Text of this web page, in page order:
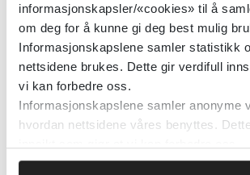
informasjonskapsler/«cookies» til å
om deg for å kunne gi deg best mulig
Informasjonskapslene samler statistikk
nettsidene brukes. Dette gir verdifull
vi kan forbedre oss.
Informasjonskapslene samler anonyme
hvordan nettsidene våres benyttes.
for diagnostikk av
sykdom og andre
demenssykdommer hos
mennesker med mild
svekkelse
Cochrane Library 2017